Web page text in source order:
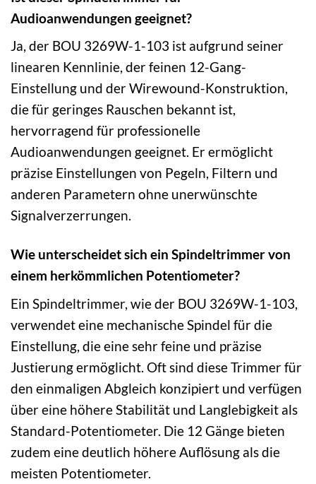
Audioanwendungen geeignet?
Ja, der BOU 3269W-1-103 ist aufgrund seiner
linearen Kennlinie, der feinen 12-Gang-
Einstellung und der Wirewound-Konstruktion,
die für geringes Rauschen bekannt ist,
hervorragend für professionelle
Audioanwendungen geeignet. Er ermöglicht
präzise Einstellungen von Pegeln, Filtern und
anderen Parametern ohne unerwünschte
Signalverzerrungen.
Wie unterscheidet sich ein Spindeltrimmer von
einem herkömmlichen Potentiometer?
Ein Spindeltrimmer, wie der BOU 3269W-1-103,
verwendet eine mechanische Spindel für die
Einstellung, die eine sehr feine und präzise
Justierung ermöglicht. Oft sind diese Trimmer für
den einmaligen Abgleich konzipiert und verfügen
über eine höhere Stabilität und Langlebigkeit als
Standard-Potentiometer. Die 12 Gänge bieten
zudem eine deutlich höhere Auflösung als die
meisten Potentiometer.